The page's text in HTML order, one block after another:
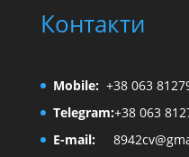
Контакти
Mobile: +38 063
Telegram:+38 063
E-mail: